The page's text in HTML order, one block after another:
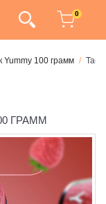
0
Yummy 100 грамм
ГРАММ